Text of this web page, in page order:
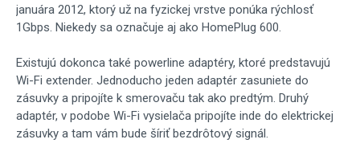
januára 2012, ktorý už na fyzickej vrstve ponúka rýchlosť
1Gbps. Niekedy sa označuje aj ako HomePlug 600.
Existujú dokonca také powerline adaptéry, ktoré predstavujú
Wi-Fi extender. Jednoducho jeden adaptér zasuniete do
zásuvky a pripojíte k smerovaču tak ako predtým. Druhý
adaptér, v podobe Wi-Fi vysielača pripojíte inde do elektrickej
zásuvky a tam vám bude šíriť bezdrôtový signál.